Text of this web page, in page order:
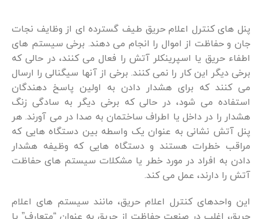
پنل های کنترل اعلام حریق طیف گسترده ای از وظایف نجات
جان و حفاظت از اموال را انجام می دهند. برخی سیستم های
اطفاء حریق یا اسپرینکلر آتش را فعال می کنند، در حالی که
برخی دیگر این کار را نمی کنند. برخی از آنها سیگنالی را ارسال
می کنند که برای هشدار دادن به اولین پاسخ دهندگان
استفاده می شود، در حالی که برخی دیگر به سادگی زنگ
هشدار را در داخل یا اطراف ساختمان به صدا در می آورند. هر
پنل آتش نشانی به عنوان یک واسطه بین دستگاه هایی که
مراقب خطرات هستند و دستگاه هایی که وظیفه هشدار
دادن به افراد در مورد خطر یا مشکلات سیستم های حفاظت
آتش را دارند، عمل می کند.
این واحدهای کنترل اعلام حریق، مانند سیستم های اعلام